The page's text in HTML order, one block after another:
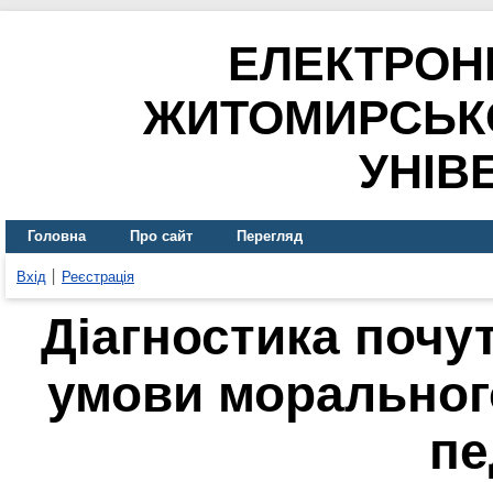
Головна Про сайт Перегляд
Вхід Реєстрація
Діагностика
умови